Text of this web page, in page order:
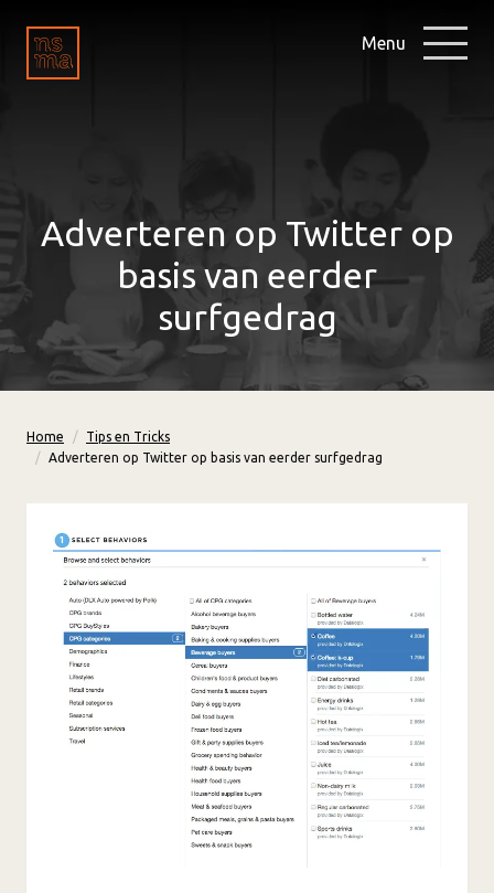
Menu
Adverteren op Twitter op
basis van eerder
surfgedrag
Home
Tips en Tricks
Adverteren op Twitter op basis van eerder surfgedrag